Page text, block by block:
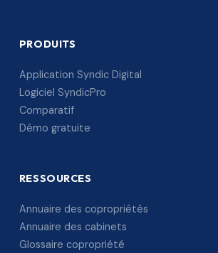
PRODUITS
Application Syndic Digital
Logiciel SyndicPro
Comparatif
Démo gratuite
RESSOURCES
Annuaire des copropriétés
Annuaire des cabinets
Glossaire copropriété